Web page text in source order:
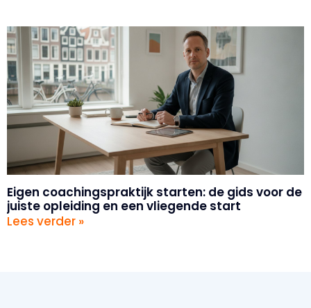
Eigen coachingspraktijk starten: de gids voor de
juiste opleiding en een vliegende start
Lees verder »